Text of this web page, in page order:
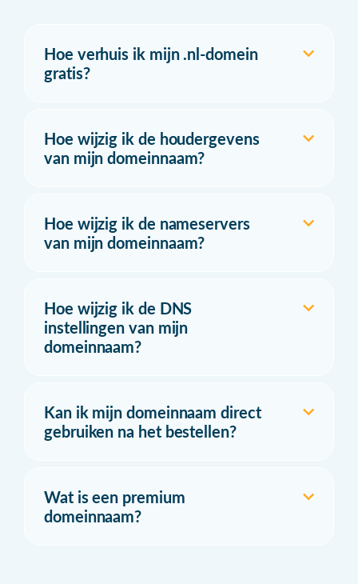
Hoe verhuis ik mijn .nl-domein
gratis?
Hoe wijzig ik de houdergevens
van mijn domeinnaam?
Hoe wijzig ik de nameservers
van mijn domeinnaam?
Hoe wijzig ik de DNS
instellingen van mijn
domeinnaam?
Kan ik mijn domeinnaam direct
gebruiken na het bestellen?
Wat is een premium
domeinnaam?